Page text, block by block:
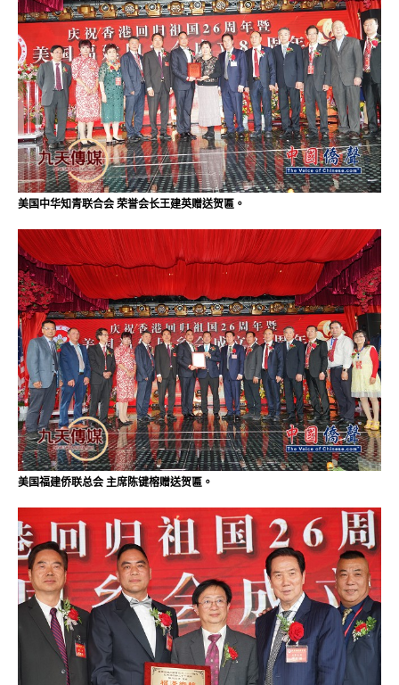
美国中华知青联合会 荣誉会长王建英赠送贺匾。
美国福建侨联总会 主席陈键榕赠送贺匾。